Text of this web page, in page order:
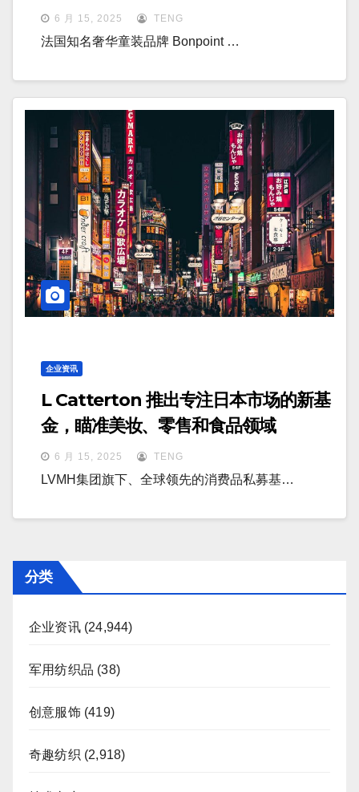
6 月 15, 2025 TENG
法国知名奢华童装品牌 Bonpoint …
企业资讯
L Catterton 推出专注日本市场的新基
金，瞄准美妆、零售和食品领域
6 月 15, 2025 TENG
LVMH集团旗下、全球领先的消费品私募基…
分类
企业资讯(24,944)
军用纺织品 (38)
创意服饰(419)
奇趣纺织 (2,918)